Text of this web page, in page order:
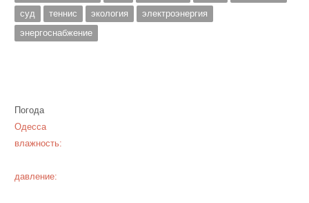
суд
теннис экология
электроэнергия
энергоснабжение
Погода
Одесса
влажность:
давление: